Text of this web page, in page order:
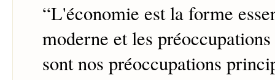
“L'économie est la forme
moderne et les
sont nos préoccupations